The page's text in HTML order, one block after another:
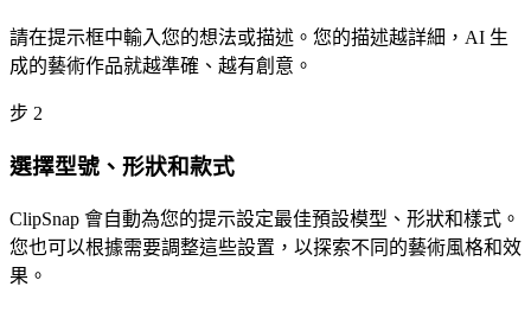
請在提示框中輸入您的想法或描述。您的描述越詳細，AI 生
成的藝術作品就越準確、越有創意。
步 2
選擇型號、形狀和款式
ClipSnap 會自動為您的提示設定最佳預設模型、形狀和樣式。
您也可以根據需要調整這些設置，以探索不同的藝術風格和效
果。